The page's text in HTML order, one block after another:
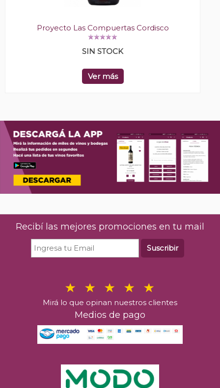
Proyecto Las Compuertas Cordisco
SIN STOCK
Ver más
Recibí las mejores promociones en tu mail
Suscribir
Mirá lo que opinan nuestros clientes
Medios de pago